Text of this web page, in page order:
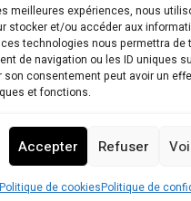
meilleures expériences, nous
stocker et/ou accéder aux
technologies nous permettra de
de navigation ou les ID uniques
son consentement peut avoir un
et fonctions.
Accepter Refuser
Politique de cookiesPolitique de
Ryokantravel.fr © Copyright